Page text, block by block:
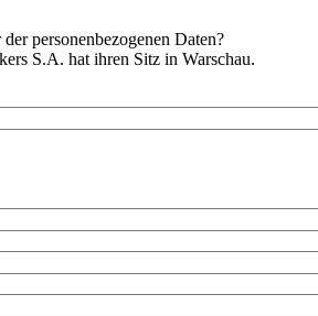
personenbezogenen Daten?
S.A. hat ihren Sitz in Warschau.